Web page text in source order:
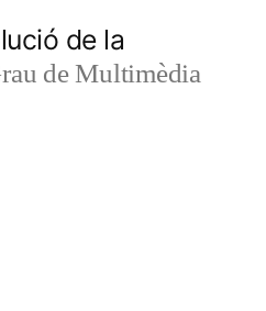
de la
de Multimèdia